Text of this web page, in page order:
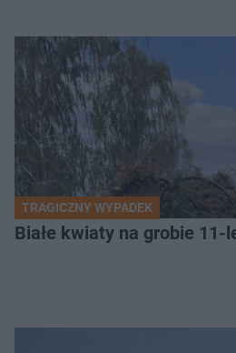
TRAGICZNY WYPADEK
Białe kwiaty na grobie 11-